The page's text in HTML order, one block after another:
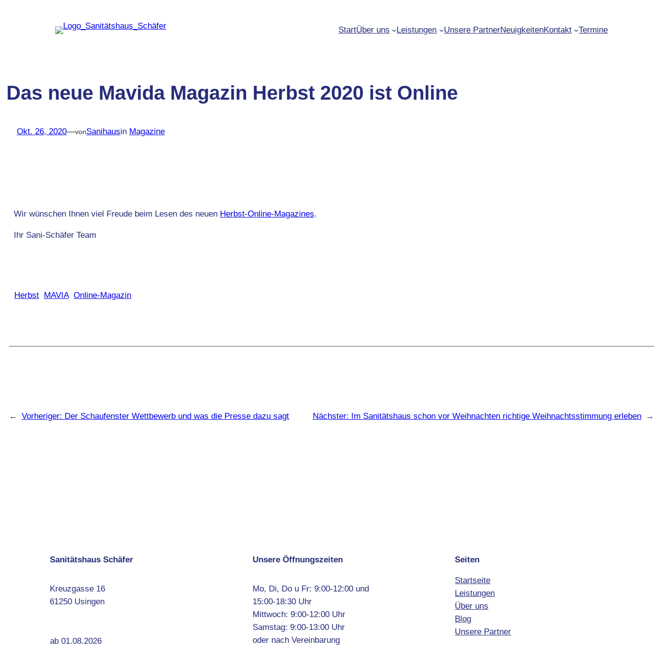
StartÜber uns Leistungen Unsere PartnerNeuigkeitenKontakt Termine
Das neue Mavida Magazin Herbst 2020 ist Online
Okt. 26, 2020—vonSanihausin Magazine
Wir wünschen Ihnen viel Freude beim Lesen des neuen Herbst-Online-Magazines.
Ihr Sani-Schäfer Team
Herbst MAVIA Online-Magazin
← Vorheriger: Der Schaufenster Wettbewerb und was die Presse dazu sagt Nächster: Im Sanitätshaus schon vor Weihnachten richtige Weihnachtsstimmung erleben →
Sanitätshaus Schäfer
Kreuzgasse 16
61250 Usingen
ab 01.08.2026
Unsere Öffnungszeiten
Mo, Di, Do u Fr: 9:00-12:00 und
15:00-18:30 Uhr
Mittwoch: 9:00-12:00 Uhr
Samstag: 9:00-13:00 Uhr
oder nach Vereinbarung
Seiten
Startseite
Leistungen
Über uns
Blog
Unsere Partner